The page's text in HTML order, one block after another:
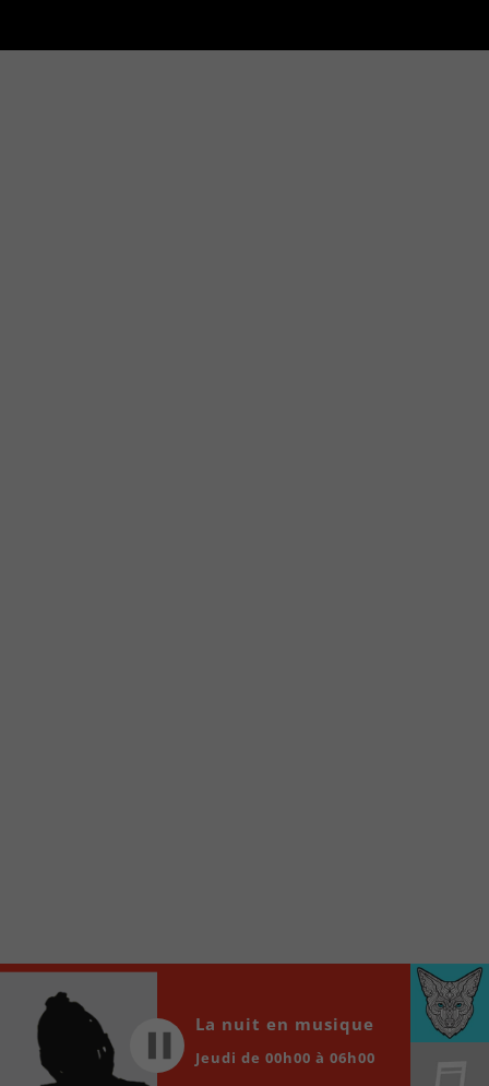
locale vous sont maintenant accessibles en un clic!
Audio
Player
00:00 00:00
La nuit en musique
Jeudi de 00h00 à 06h00